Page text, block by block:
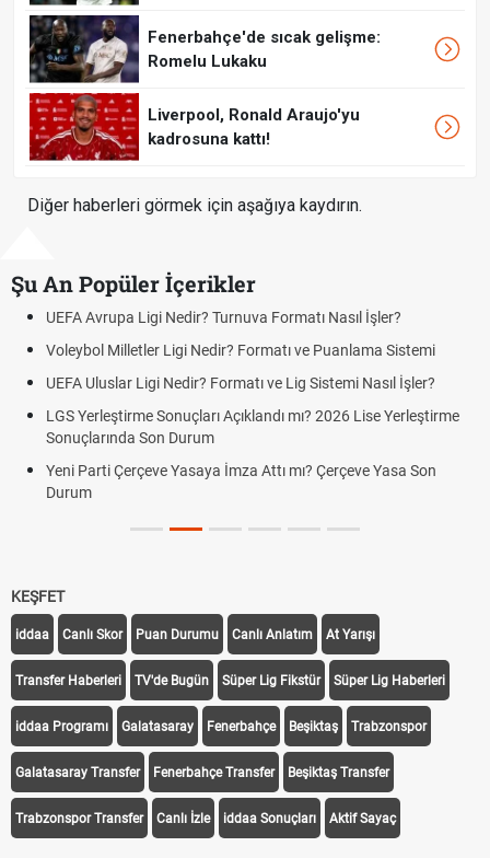
Fenerbahçe'de sıcak gelişme:
Romelu Lukaku
Liverpool, Ronald Araujo'yu
kadrosuna kattı!
Diğer haberleri görmek için aşağıya kaydırın.
Şu An Popüler İçerikler
UEFA Avrupa Ligi Nedir? Turnuva Formatı Nasıl İşler?
Voleybol Milletler Ligi Nedir? Formatı ve Puanlama Sistemi
UEFA Uluslar Ligi Nedir? Formatı ve Lig Sistemi Nasıl İşler?
LGS Yerleştirme Sonuçları Açıklandı mı? 2026 Lise Yerleştirme
Sonuçlarında Son Durum
Yeni Parti Çerçeve Yasaya İmza Attı mı? Çerçeve Yasa Son
Durum
KEŞFET
iddaa Canlı Skor Puan Durumu Canlı Anlatım At Yarışı
Transfer Haberleri TV'de Bugün Süper Lig Fikstür Süper Lig Haberleri
iddaa Programı Galatasaray Fenerbahçe Beşiktaş Trabzonspor
Galatasaray Transfer Fenerbahçe Transfer Beşiktaş Transfer
Trabzonspor Transfer Canlı İzle iddaa Sonuçları Aktif Sayaç